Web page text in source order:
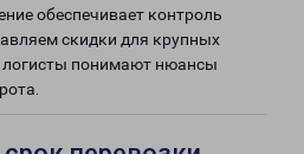
обеспечивает контроль
скидки для крупных
понимают нюансы